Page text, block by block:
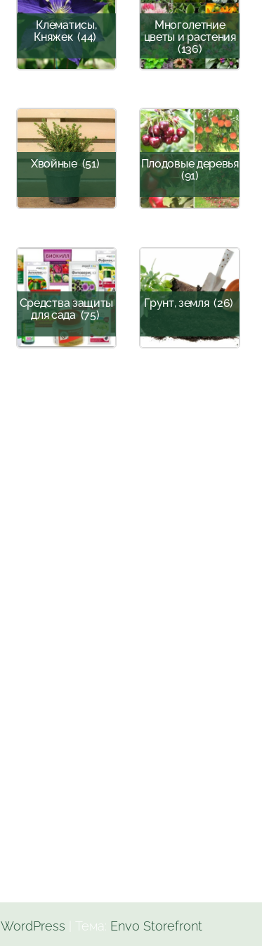
Клематисы,
Княжек (44)
Многолетние
цветы и растения
(136)
Хвойные(51)
Плодовые деревья
(91)
Средства защиты
для сада(75)
Грунт, земля (26)
WordPress Тема: Envo Storefront